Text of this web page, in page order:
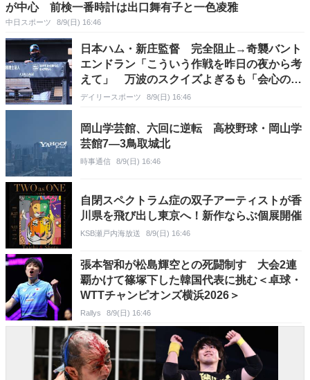
が中心 前検一番時計は出口舞有子と一色凌雅
中日スポーツ 8/9(日) 16:46
日本ハム・新庄監督 完全阻止→奇襲バント
エンドラン「こういう作戦を昨日の夜から考
えて」 万波のスクイズよぎるも「会心の当
たりでヒットにしてくれて嬉しかった」
デイリースポーツ 8/9(日) 16:46
岡山学芸館、六回に逆転 高校野球・岡山学
芸館7―3鳥取城北
時事通信 8/9(日) 16:46
自閉スペクトラム症の双子アーティストが香
川県を飛び出し東京へ！新作ならぶ個展開催
KSB瀬戸内海放送 8/9(日) 16:46
張本智和が松島輝空との死闘制す 大会2連
覇かけて篠塚下した韓国代表に挑む＜卓球・
WTTチャンピオンズ横浜2026＞
Rallys 8/9(日) 16:46